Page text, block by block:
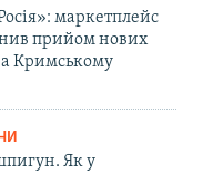
маркетплейс
прийом нових
Кримському
Як у